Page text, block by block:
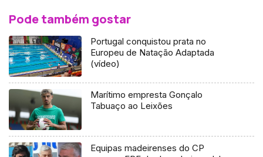
Pode também gostar
Portugal conquistou prata no
Europeu de Natação Adaptada
(vídeo)
Marítimo empresta Gonçalo
Tabuaço ao Leixões
Equipas madeirenses do CP